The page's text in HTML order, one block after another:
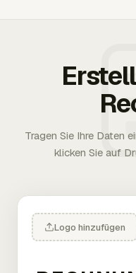
Tragen Sie Ihre Daten
klicken Sie auf
Logo hinzufügen